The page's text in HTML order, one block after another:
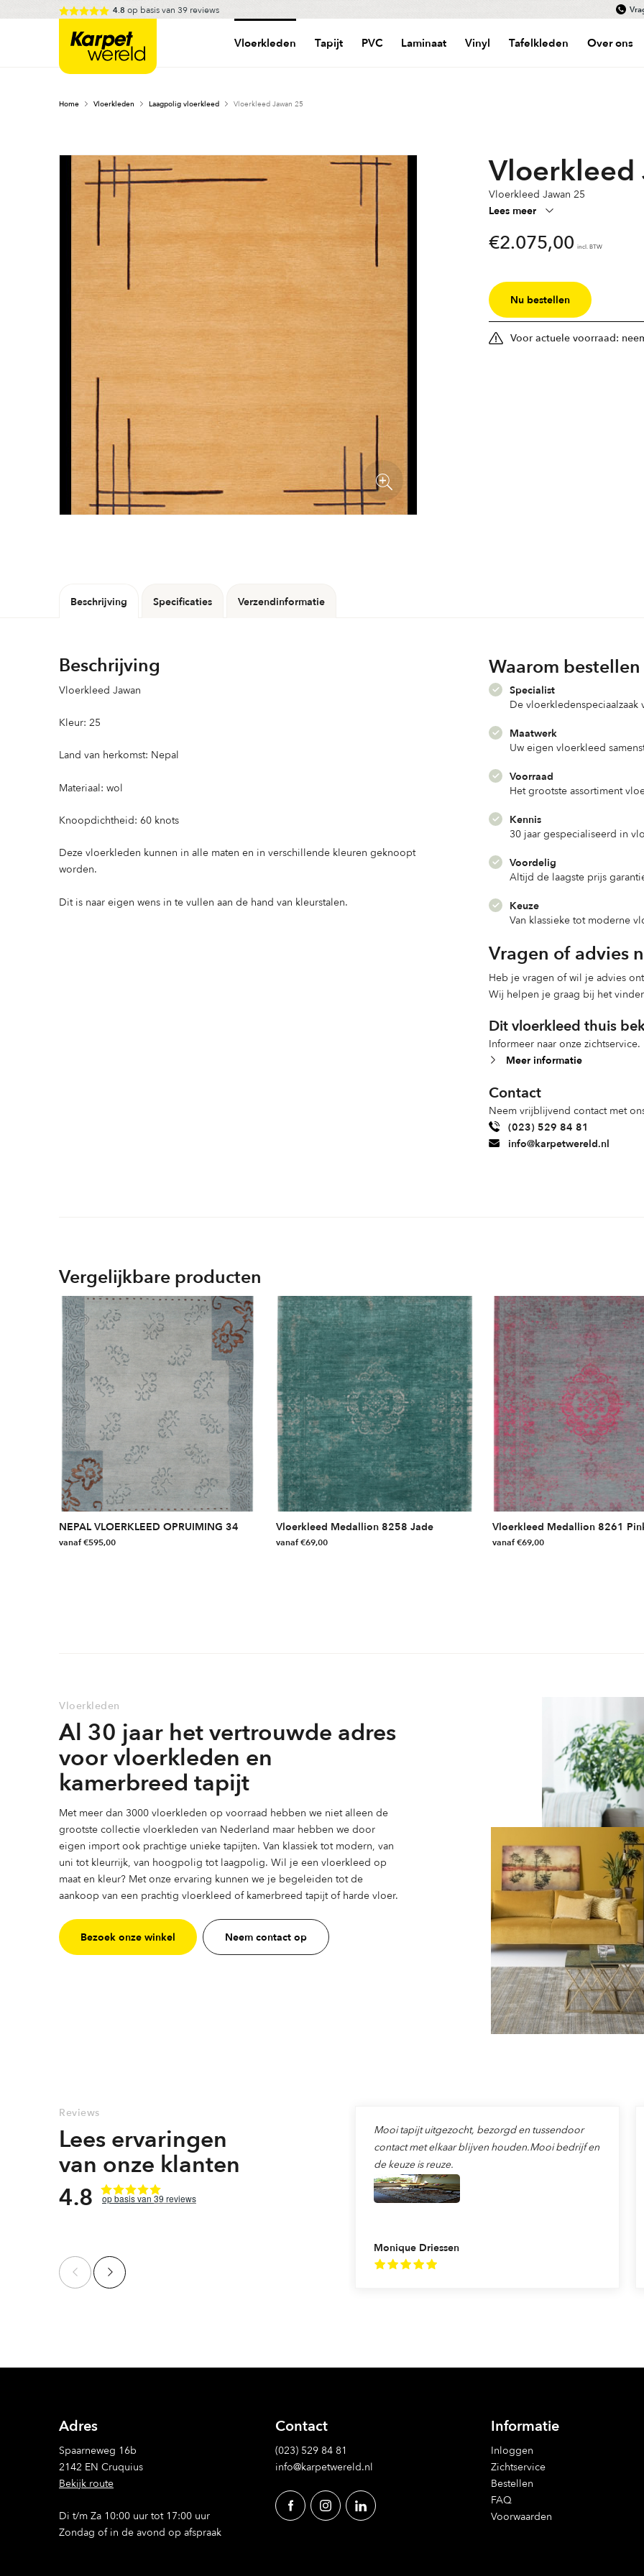
to
4.8 op basis van 39 reviews
Karpetwereld Vloerkleden Tapijt PVC Laminaat Vinyl Tafelkleden Over ons
Home Vloerkleden Laagpolig vloerkleed Vloerkleed Jawan 25
Vloerkleed
Vloerkleed Jawan 25
Lees meer
€2.075,00 incl. BTW
Nu bestellen
Voor actuele voorraad:
Beschrijving Specificaties Verzendinformatie
Beschrijving
Vloerkleed Jawan
Kleur: 25
Land van herkomst: Nepal
Materiaal: wol
Knoopdichtheid: 60 knots
Deze vloerkleden kunnen in alle maten en in verschillende kleuren geknoopt
worden.
Dit is naar eigen wens in te vullen aan de hand van kleurstalen.
Waarom
Specialist
De vloerkledenspeciaalzaak
Maatwerk
Uw eigen vloerkleed
Voorraad
Het grootste assortiment
Kennis
30 jaar gespecialiseerd in
Voordelig
Altijd de laagste prijs
Keuze
Van klassieke tot moderne
Vragen of advies
Heb je vragen of wil je advies
Wij helpen je graag bij het
Dit vloerkleed thuis
Informeer naar onze zichtservice.
Meer informatie
Contact
Neem vrijblijvend contact met
(023) 529 84 81
info@karpetwereld.nl
Vergelijkbare producten
NEPAL VLOERKLEED OPRUIMING 34
vanaf€595,00
worden
op
de
productpagina
Vloerkleed Medallion 8258 Jade
vanaf€69,00
de
Vloerkleed Medallion 8261
vanaf€69,00
Vloerkleden
Al 30 jaar het vertrouwde adres
voor vloerkleden en
kamerbreed tapijt
Met meer dan 3000 vloerkleden op voorraad hebben we niet alleen de
grootste collectie vloerkleden van Nederland maar hebben we door
eigen import ook prachtige unieke tapijten. Van klassiek tot modern, van
uni tot kleurrijk, van hoogpolig tot laagpolig. Wil je een vloerkleed op
maat en kleur? Met onze ervaring kunnen we je begeleiden tot de
aankoop van een prachtig vloerkleed of kamerbreed tapijt of harde vloer.
Bezoek onze winkel Neem contact op
Reviews
Lees ervaringen
van onze klanten
4.8
39 reviews
Monique Driessen
Mooi tapijt uitgezocht, bezorgd en tussendoor
contact met elkaar blijven houden.Mooi bedrijf en
de keuze is reuze.
Adres
Spaarneweg 16b
2142 EN Cruquius
Bekijk route
Di t/m Za 10:00 uur tot 17:00 uur
Zondag of in de avond op afspraak
Contact
(023) 529 84 81
info@karpetwereld.nl
Informatie
Inloggen
Zichtservice
Bestellen
FAQ
Voorwaarden